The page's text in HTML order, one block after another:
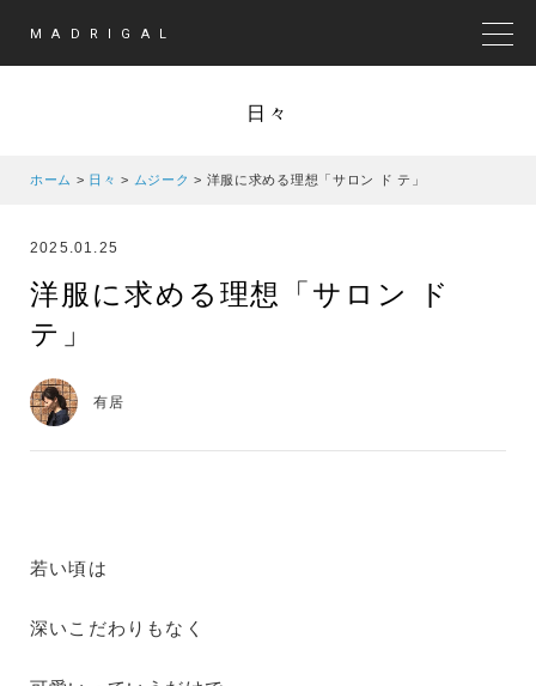
MADRIGAL
日々
ホーム > 日々 > ムジーク > 洋服に求める理想「サロン ド テ」
2025.01.25
洋服に求める理想「サロン ド
テ」
有居
若い頃は
深いこだわりもなく